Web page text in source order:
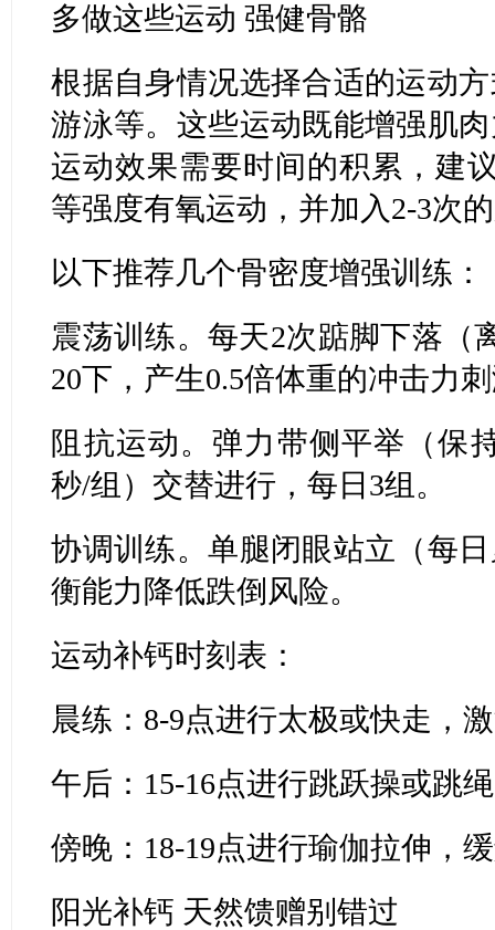
多做这些运动 强健骨骼
根据自身情况选择合适的运动
游泳等。这些运动既能增强肌
运动效果需要时间的积累，建
等强度有氧运动，并加入2-3次
以下推荐几个骨密度增强训练：
震荡训练。每天2次踮脚下落（
20下，产生0.5倍体重的冲击力
阻抗运动。弹力带侧平举（保
秒/组）交替进行，每日3组。
协调训练。单腿闭眼站立（每
衡能力降低跌倒风险。
运动补钙时刻表：
晨练：8-9点进行太极或快走，
午后：15-16点进行跳跃操或跳
傍晚：18-19点进行瑜伽拉伸，
阳光补钙 天然馈赠别错过